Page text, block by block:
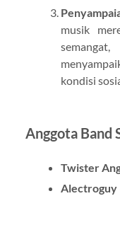
musik
kondisi
Anggota Band
Twister
Alectroguy